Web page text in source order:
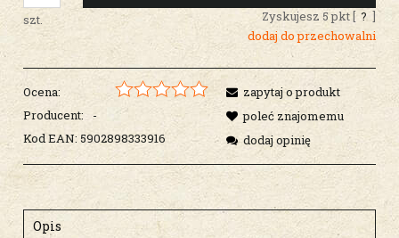
szt. Zyskujesz 5pkt [ ? ]
dodaj do przechowalni
Ocena:
Producent:
-
Kod EAN: 5902898333916
zapytaj o produkt
poleć znajomemu
dodaj opinię
Opis